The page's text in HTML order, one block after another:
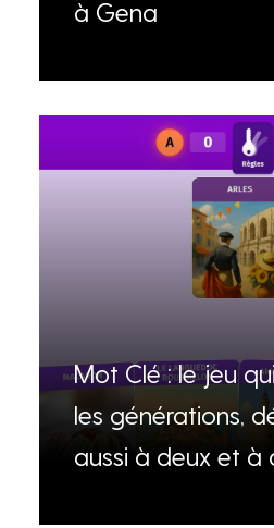
à Gena
Mot Clé : le jeu
les générations,
aussi à deux et à